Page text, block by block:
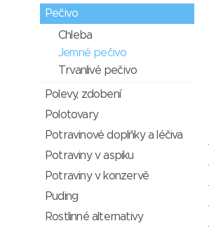
Pečivo
Chleba
Jemné pečivo
Trvanlivé pečivo
Polevy, zdobení
Polotovary
Potravinové doplňky a léčiva
Potraviny v aspiku
Potraviny v konzervě
Puding
Rostlinné alternativy